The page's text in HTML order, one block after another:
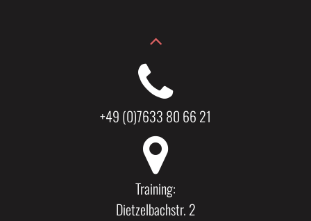
+49 (0)7633 80 66 21
Training:
Dietzelbachstr. 2